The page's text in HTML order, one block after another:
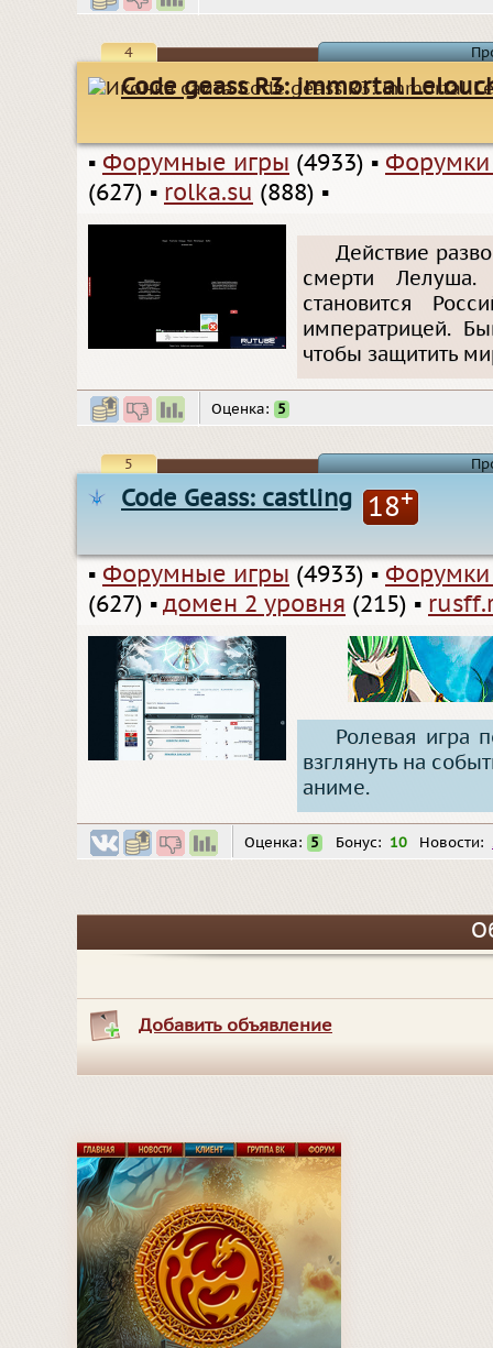
4
Code geass R3: immortal
▪ Форумные игры (4933) ▪
(627) ▪ rolka.su (888) ▪
Действие
смерти Лелуша.
становится
императрицей.
чтобы защитить
Оценка: 5
5
Code Geass: castling 18+
▪ Форумные игры (4933) ▪
(627) ▪ домен 2 уровня (215) ▪
Ролевая игра
взглянуть на
аниме.
Оценка: 5 Бонус: 10 Новости:
Добавить объявление